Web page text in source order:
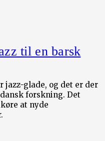
til en barsk
jazz-glade, og det er der
forskning. Det
at nyde